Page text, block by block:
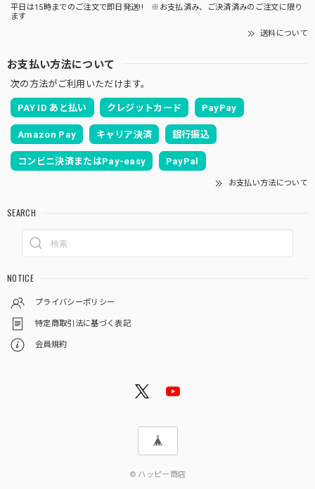
平日は15時までのご注文で即日発送!! ※お支払済み、ご決済済みのご注文に限り
ます
送料について
お支払い方法について
次の方法がご利用いただけます。
PAY ID あと払い クレジットカード PayPay
Amazon Pay キャリア決済 銀行振込
コンビニ決済またはPay-easy PayPal
お支払い方法について
SEARCH
NOTICE
プライバシーポリシー
特定商取引法に基づく表記
会員規約
© ハッピー商店